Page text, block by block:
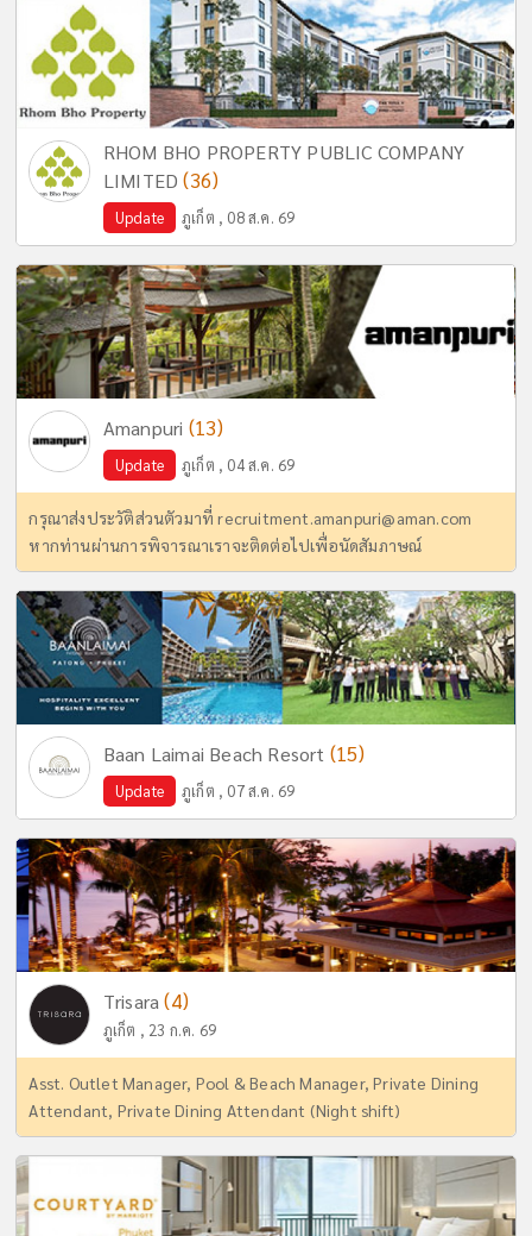
RHOM BHO PROPERTY PUBLIC COMPANY
LIMITED(36)
Update ภูเก็ต , 08 ส.ค. 69
Amanpuri (13)
Update ภูเก็ต , 04 ส.ค. 69
กรุณาส่งประวัติส่วนตัวมาที่recruitment.amanpuri@aman.com
หากท่านผ่านการพิจารณาเราจะติดต่อไปเพื่อนัดสัมภาษณ์
Baan Laimai Beach Resort (15)
Update ภูเก็ต , 07 ส.ค. 69
Trisara(4)
ภูเก็ต , 23 ก.ค. 69
Asst. Outlet Manager, Pool & Beach Manager, Private Dining
Attendant, Private Dining Attendant (Night shift)